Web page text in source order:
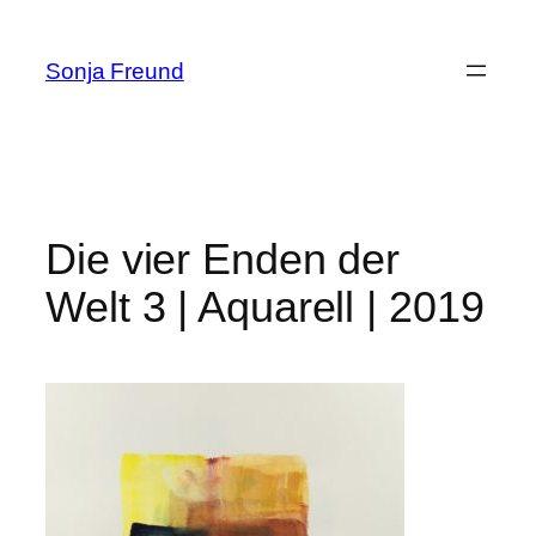
springen
Sonja Freund
Die vier Enden der
Welt 3 | Aquarell | 2019